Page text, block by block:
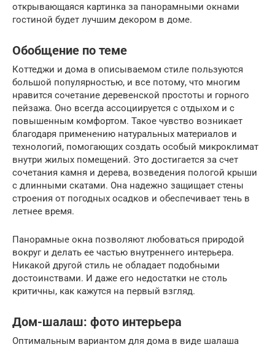
открывающаяся картинка за панорамными окнами
гостиной будет лучшим декором в доме.
Обобщение по теме
Коттеджи и дома в описываемом стиле пользуются
большой популярностью, и все потому, что многим
нравится сочетание деревенской простоты и горного
пейзажа. Оно всегда ассоциируется с отдыхом и с
повышенным комфортом. Такое чувство возникает
благодаря применению натуральных материалов и
технологий, помогающих создать особый микроклимат
внутри жилых помещений. Это достигается за счет
сочетания камня и дерева, возведения пологой крыши
с длинными скатами. Она надежно защищает стены
строения от погодных осадков и обеспечивает тень в
летнее время.
Панорамные окна позволяют любоваться природой
вокруг и делать ее частью внутреннего интерьера.
Никакой другой стиль не обладает подобными
достоинствами. И даже его недостатки не столь
критичны, как кажутся на первый взгляд.
Дом-шалаш: фото интерьера
Оптимальным вариантом для дома в виде шалаша